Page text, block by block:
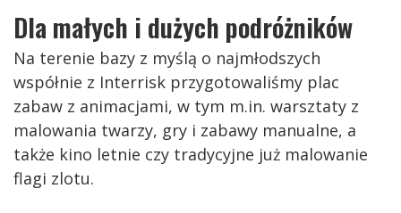
Dla małych i dużych podróżników
Na terenie bazy z myślą o najmłodszych
współnie z Interrisk przygotowaliśmy plac
zabaw z animacjami, w tym m.in. warsztaty z
malowania twarzy, gry i zabawy manualne, a
także kino letnie czy tradycyjne już malowanie
flagi zlotu.